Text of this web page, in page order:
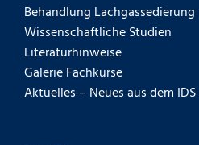
Behandlung Lachgassedierung
Wissenschaftliche Studien
Literaturhinweise
Galerie Fachkurse
Aktuelles – Neues aus dem IDS